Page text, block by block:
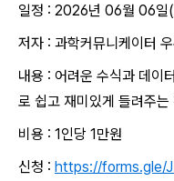
일정 : 2026년 06월 06
저자 : 과학커뮤니케이터
내용 : 어려운 수식과 데이
로 쉽고 재미있게 들려주는
비용 : 1인당 1만원
신청 : https://forms.gle/